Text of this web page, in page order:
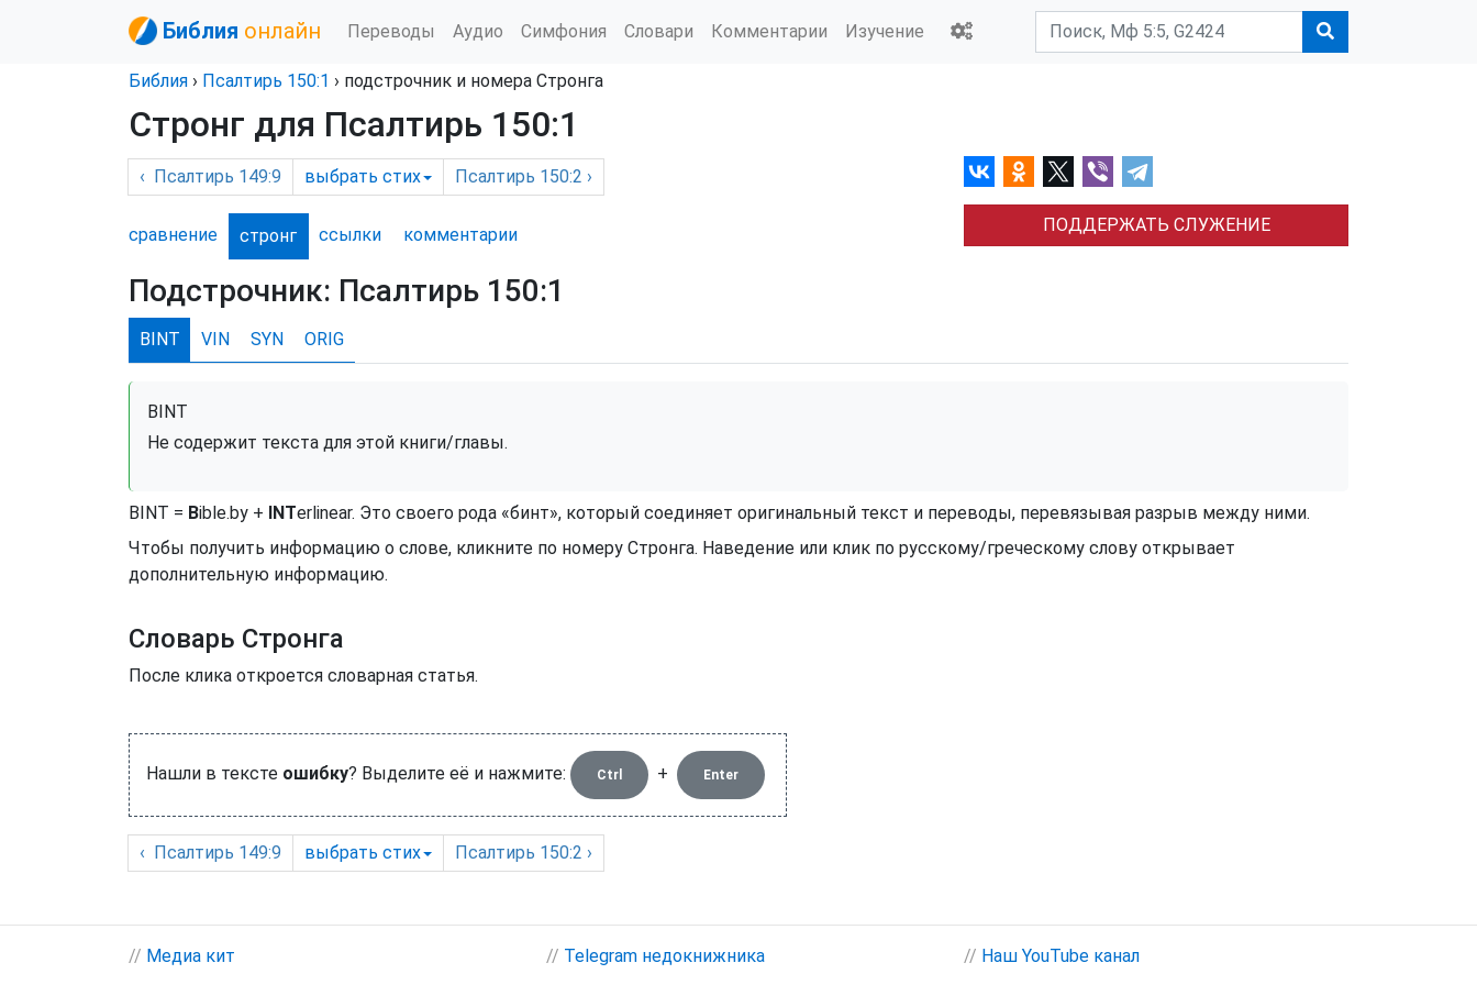
Библия онлайн Переводы Аудио Симфония Словари Комментарии Изучение
Библия › Псалтирь 150:1 › подстрочник и номера Стронга
Стронг для Псалтирь 150:1
‹ Псалтирь 149:9 выбрать стих Псалтирь 150:2 ›
сравнение стронг ссылки комментарии ПОДДЕРЖАТЬ СЛУЖЕНИЕ
Подстрочник: Псалтирь 150:1
BINT VIN SYN ORIG
BINT
Не содержит текста для этой книги/главы.
BINT = Bible.by + INTerlinear. Это своего рода «бинт», который соединяет оригинальный текст и переводы, перевязывая разрыв между ними.
Чтобы получить информацию о слове, кликните по номеру Стронга. Наведение или клик по русскому/греческому слову открывает
дополнительную информацию.
Словарь Стронга
После клика откроется словарная статья.
Нашли в тексте ошибку? Выделите её и нажмите: Ctrl + Enter
‹ Псалтирь 149:9 выбрать стих Псалтирь 150:2 ›
// Медиа кит // Telegram недокнижника // Наш YouTube канал